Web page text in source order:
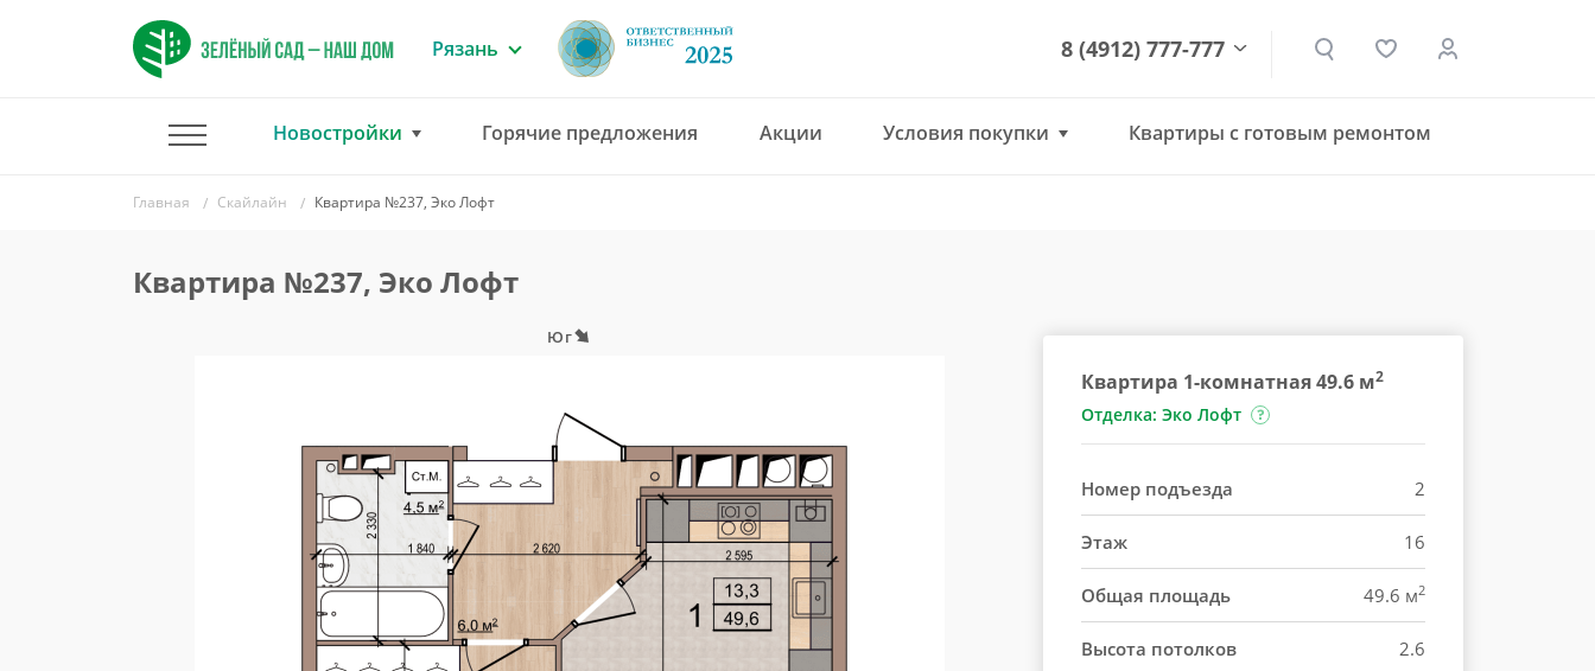
Рязань 8 (4912) 777-777
Новостройки Горячие предложения Акции Условия покупки Квартиры с готовым ремонтом
Главная Скайлайн Квартира №237, Эко Лофт
Квартира №237, Эко Лофт
Юг
Квартира 1-комнатная 49.6 м2
Отделка: Эко Лофт
Номер подъезда 2
Этаж 16
Общая площадь 49.6 м2
Высота потолков 2.6